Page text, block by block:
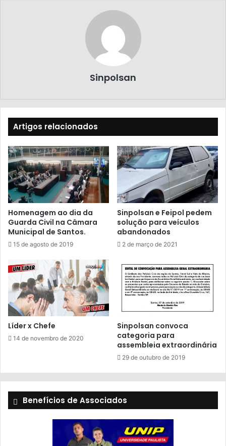
Sinpolsan
Artigos relacionados
Homenagem ao dia da
Guarda Civil na Câmara
Municipal de Santos.
15 de agosto de 2019
Sinpolsan e Feipol pedem
solução para veículos
abandonados
2 de março de 2021
Líder x Chefe
14 de novembro de 2020
Sinpolsan convoca
categoria para
assembleia extraordinária
29 de outubro de 2019
Benefícios de Associados